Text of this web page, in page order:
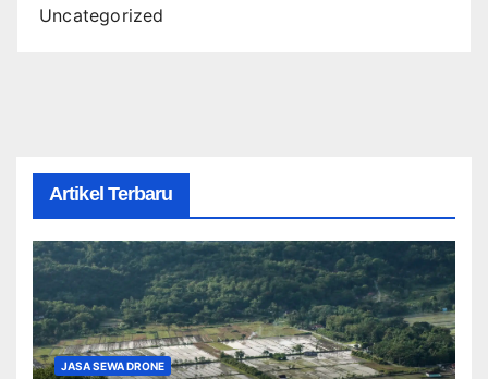
Uncategorized
Artikel Terbaru
JASA SEWA DRONE